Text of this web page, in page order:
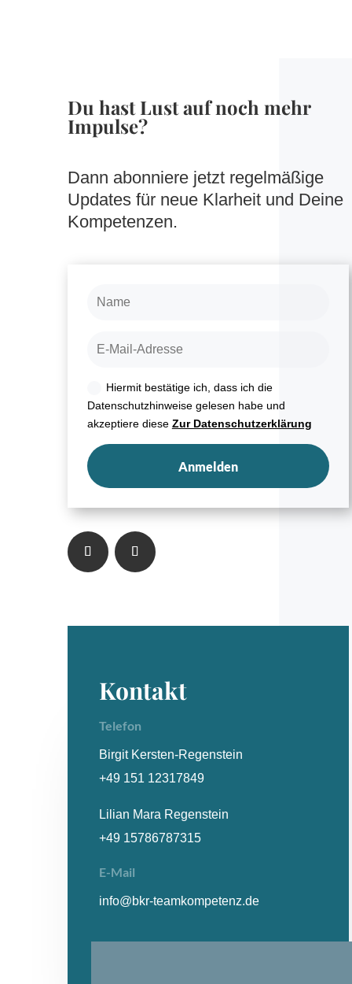
Du hast Lust auf noch mehr
Impulse?
Dann abonniere jetzt regelmäßige
Updates für neue Klarheit und Deine
Kompetenzen.
Hiermit bestätige ich, dass ich die
Datenschutzhinweise gelesen habe und
akzeptiere diese Zur Datenschutzerklärung
Anmelden
Kontakt
Telefon
Birgit Kersten-Regenstein
+49 151 12317849
Lilian Mara Regenstein
+49 15786787315
E-Mail
info@bkr-teamkompetenz.de